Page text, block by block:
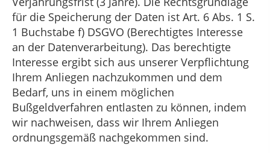
für die Speicherung der Daten ist Art. 6 Abs. 1 S.
1 Buchstabe f) DSGVO (Berechtigtes Interesse
an der Datenverarbeitung). Das berechtigte
Interesse ergibt sich aus unserer Verpflichtung
Ihrem Anliegen nachzukommen und dem
Bedarf, uns in einem möglichen
Bußgeldverfahren entlasten zu können, indem
wir nachweisen, dass wir Ihrem Anliegen
ordnungsgemäß nachgekommen sind.